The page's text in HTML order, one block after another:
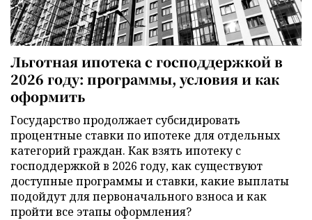
Льготная ипотека с господдержкой в
2026 году: программы, условия и как
оформить
Государство продолжает субсидировать
процентные ставки по ипотеке для отдельных
категорий граждан. Как взять ипотеку с
господдержкой в 2026 году, как существуют
доступные программы и ставки, какие выплаты
подойдут для первоначального взноса и как
пройти все этапы оформления?